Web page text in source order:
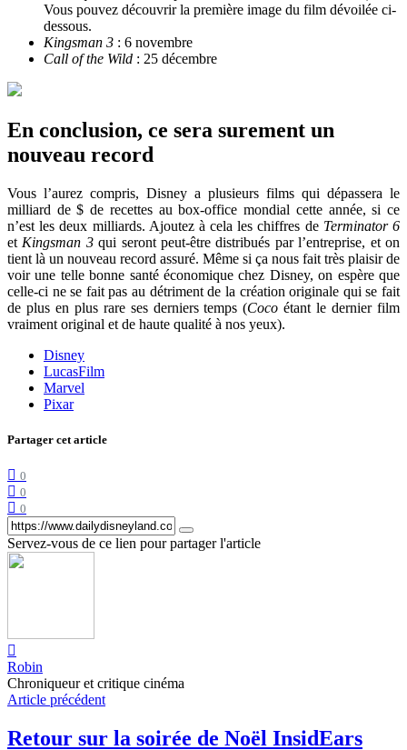
Vous pouvez découvrir la première image du film dévoilée ci-
dessous.
Kingsman 3 : 6 novembre
Call of the Wild : 25 décembre
En conclusion, ce sera surement un
nouveau record
Vous l’aurez compris, Disney a plusieurs films qui dépassera le
milliard de $ de recettes au box-office mondial cette année, si ce
n’est les deux milliards. Ajoutez à cela les chiffres de Terminator 6
et Kingsman 3qui seront peut-être distribués par l’entreprise, et on
tient là un nouveau record assuré. Même si ça nous fait très plaisir de
voir une telle bonne santé économique chez Disney, on espère que
celle-ci ne se fait pas au détriment de la création originale qui se fait
de plus en plus rare ses derniers temps (Coco étant le dernier film
vraiment original et de haute qualité à nos yeux).
Disney
LucasFilm
Marvel
Pixar
Partager cet article
0
0
0
Servez-vous de ce lien pour partager l'article
Robin
Chroniqueur et critique cinéma
Article précédent
Retour sur la soirée de Noël InsidEars